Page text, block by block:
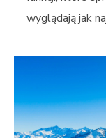
wyglądają jak